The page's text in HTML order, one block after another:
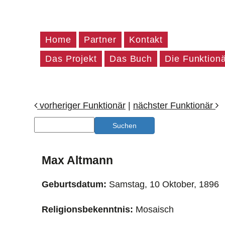
Home Partner
Kontakt
Das Projekt
Das Buch Die
vorheriger Funktionär nächster Funktionär
Max Altmann
Geburtsdatum: Samstag, 10 Oktober, 1896
Religionsbekenntnis: Mosaisch